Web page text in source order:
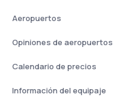
Aeropuertos
Opiniones de aeropuertos
Calendario de precios
Información del equipaje